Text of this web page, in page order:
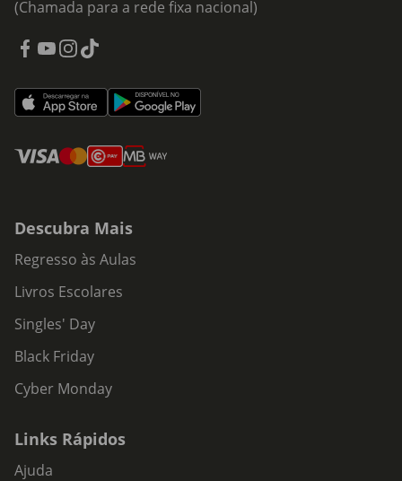
(Chamada para a rede fixa nacional)
Descubra Mais
Regresso às Aulas
Livros Escolares
Singles' Day
Black Friday
Cyber Monday
Links Rápidos
Ajuda